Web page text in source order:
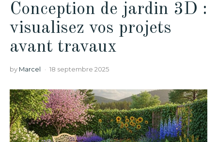
Conception de jardin 3D :
visualisez vos projets
avant travaux
by Marcel 18 septembre 2025